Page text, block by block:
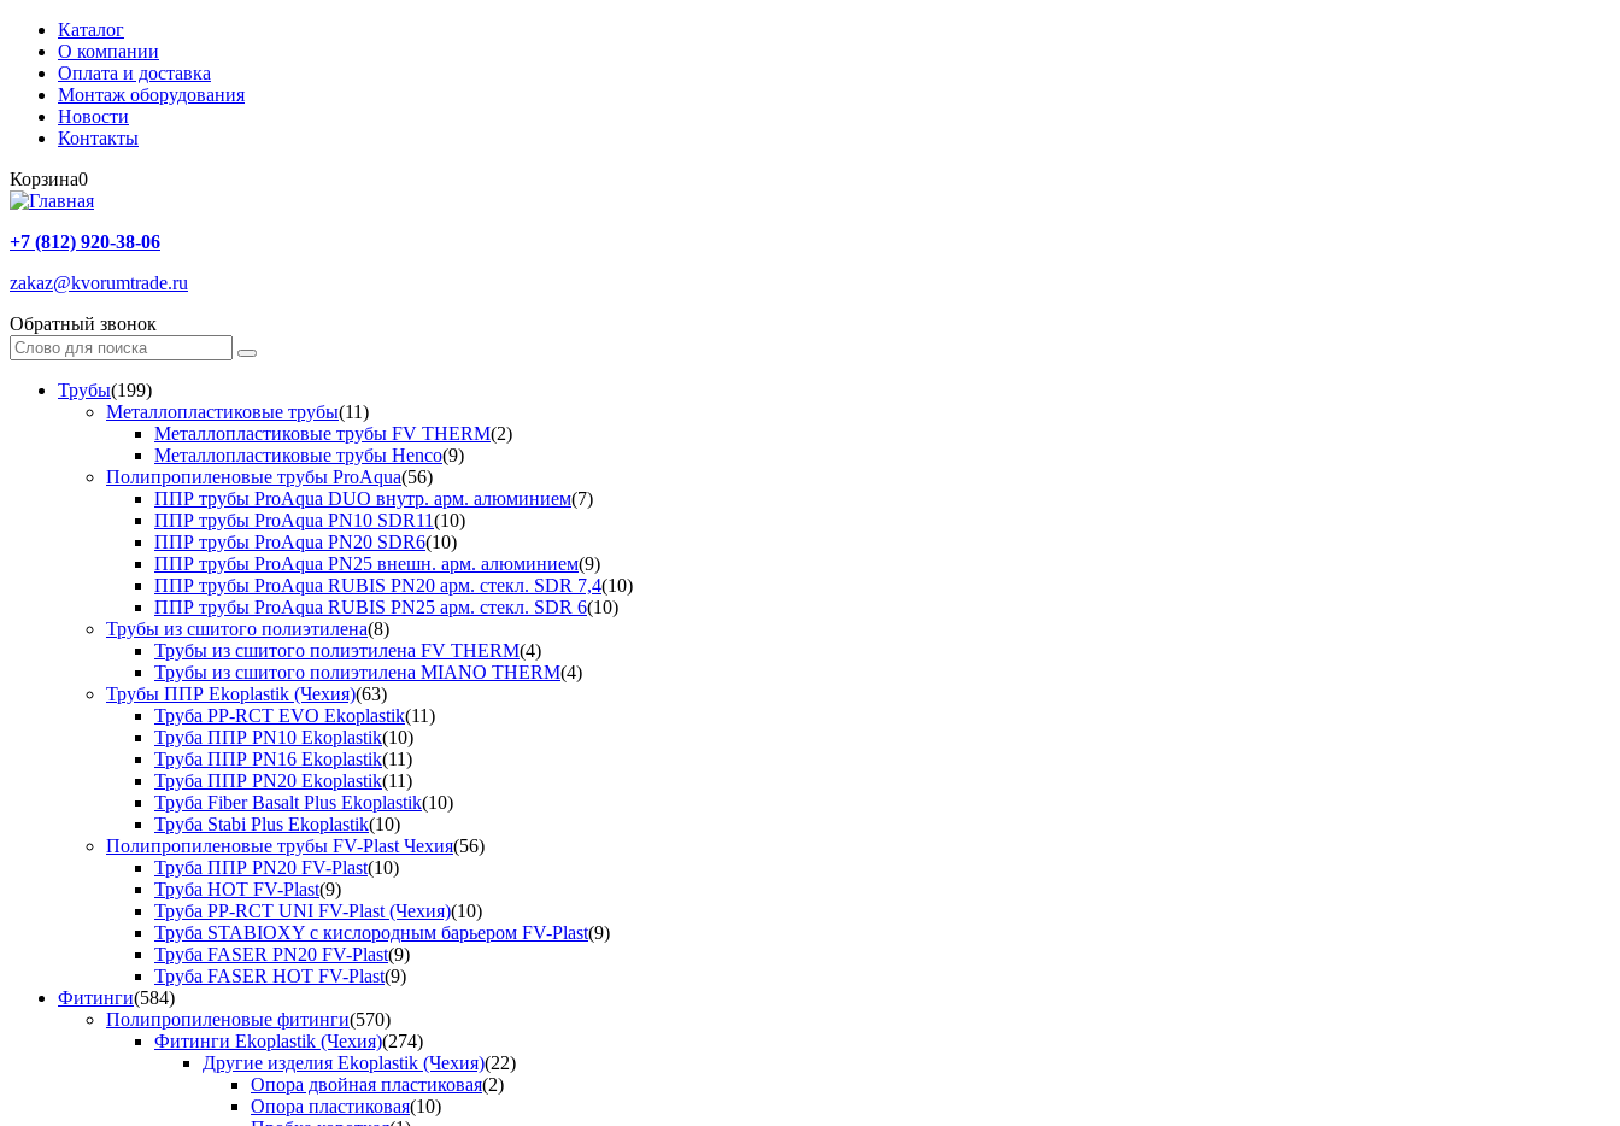
Каталог
О компании
Оплата и доставка
Монтаж оборудования
Новости
Контакты
Корзина0
+7 (812) 920-38-06
zakaz@kvorumtrade.ru
Обратный звонок
Трубы(199)
Металлопластиковые трубы(11)
Металлопластиковые трубы FV THERM(2)
Металлопластиковые трубы Henco(9)
Полипропиленовые трубы ProAqua(56)
ППР трубы ProAqua DUO внутр. арм. алюминием(7)
ППР трубы ProAqua PN10 SDR11(10)
ППР трубы ProAqua PN20 SDR6(10)
ППР трубы ProAqua PN25 внешн. арм. алюминием(9)
ППР трубы ProAqua RUBIS PN20 арм. стекл. SDR 7,4(10)
ППР трубы ProAqua RUBIS PN25 арм. стекл. SDR 6(10)
Трубы из сшитого полиэтилена(8)
Трубы из сшитого полиэтилена FV THERM(4)
Трубы из сшитого полиэтилена MIANO THERM(4)
Трубы ППР Ekoplastik (Чехия)(63)
Труба PP-RCT EVO Ekoplastik(11)
Труба ППР PN10 Ekoplastik(10)
Труба ППР PN16 Ekoplastik(11)
Труба ППР PN20 Ekoplastik(11)
Труба Fiber Basalt Plus Ekoplastik(10)
Труба Stabi Plus Ekoplastik(10)
Полипропиленовые трубы FV-Plast Чехия(56)
Труба ППР PN20 FV-Plast(10)
Труба HOT FV-Plast(9)
Труба PP-RCT UNI FV-Plast (Чехия)(10)
Труба STABIOXY с кислородным барьером FV-Plast(9)
Труба FASER PN20 FV-Plast(9)
Труба FASER HOT FV-Plast(9)
Фитинги(584)
Полипропиленовые фитинги(570)
Фитинги Ekoplastik (Чехия)(274)
Другие изделия Ekoplastik (Чехия)(22)
Опора двойная пластиковая(2)
Опора пластиковая(10)